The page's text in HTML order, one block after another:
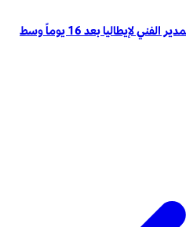
باولو مالديني يستقيل من منصب المدير الفني لإيطاليا بعد 16 يوماً وسط